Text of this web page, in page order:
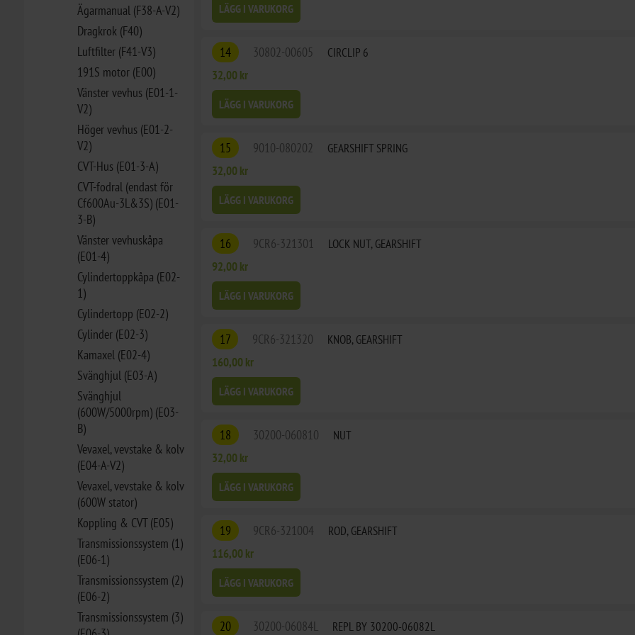
Ägarmanual (F38-A-V2)
Dragkrok (F40)
Luftfilter (F41-V3)
191S motor (E00)
Vänster vevhus (E01-1-
V2)
Höger vevhus (E01-2-
V2)
CVT-Hus (E01-3-A)
CVT-fodral (endast för
Cf600Au-3L&3S) (E01-
3-B)
Vänster vevhuskåpa
(E01-4)
Cylindertoppkåpa (E02-
1)
Cylindertopp (E02-2)
Cylinder (E02-3)
Kamaxel (E02-4)
Svänghjul (E03-A)
Svänghjul
(600W/5000rpm) (E03-
B)
Vevaxel, vevstake & kolv
(E04-A-V2)
Vevaxel, vevstake & kolv
(600W stator)
Koppling & CVT (E05)
Transmissionssystem (1)
(E06-1)
Transmissionssystem (2)
(E06-2)
Transmissionssystem (3)
LÄGG I VARUKORG
14 30802-00605
CIRCLIP 6
32,00 kr
LÄGG I VARUKORG
15 9010-080202
GEARSHIFT SPRING
32,00 kr
LÄGG I VARUKORG
16 9CR6-321301
LOCK NUT, GEARSHIFT
92,00 kr
LÄGG I VARUKORG
17 9CR6-321320
KNOB, GEARSHIFT
160,00 kr
LÄGG I VARUKORG
18 30200-060810
NUT
32,00 kr
LÄGG I VARUKORG
19 9CR6-321004
ROD, GEARSHIFT
116,00 kr
LÄGG I VARUKORG
20 30200-06084L REPL BY 30200-06082L